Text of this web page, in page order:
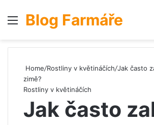
Menu
Blog Farmáře
Home/Rostliny v květináčích/Jak často
zimě?
Rostliny v květináčích
Jak často